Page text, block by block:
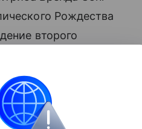
Рождества
второго
и Сонг
».